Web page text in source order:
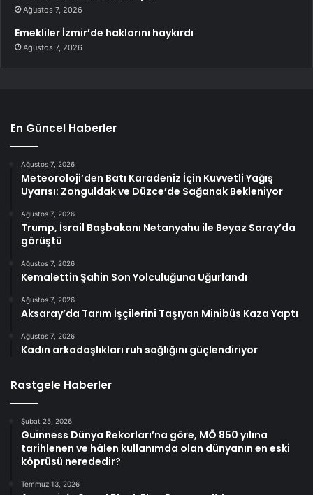
Ağustos 7, 2026
Emekliler İzmir’de haklarını haykırdı
Ağustos 7, 2026
En Güncel Haberler
Ağustos 7, 2026
Meteoroloji’den Batı Karadeniz İçin Kuvvetli Yağış
Uyarısı: Zonguldak ve Düzce’de Sağanak Bekleniyor
Ağustos 7, 2026
Trump, İsrail Başbakanı Netanyahu ile Beyaz Saray’da
görüştü
Ağustos 7, 2026
Kemalettin Şahin Son Yolculuğuna Uğurlandı
Ağustos 7, 2026
Aksaray’da Tarım İşçilerini Taşıyan Minibüs Kaza Yaptı
Ağustos 7, 2026
Kadın arkadaşlıkları ruh sağlığını güçlendiriyor
Rastgele Haberler
Şubat 25, 2026
Guinness Dünya Rekorları’na göre, MÖ 850 yılına
tarihlenen ve hâlen kullanımda olan dünyanın en eski
köprüsü nerededir?
Temmuz 13, 2026